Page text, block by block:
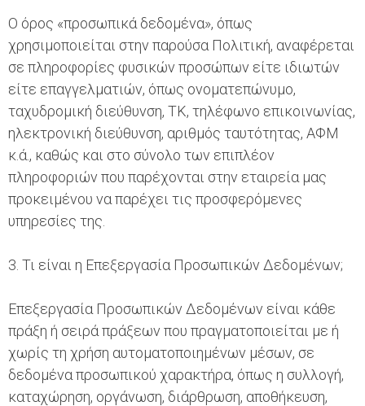
Ο όρος «προσωπικά δεδομένα», όπως
χρησιμοποιείται στην παρούσα Πολιτική, αναφέρεται
σε πληροφορίες φυσικών προσώπων είτε ιδιωτών
είτε επαγγελματιών, όπως ονοματεπώνυμο,
ταχυδρομική διεύθυνση, ΤΚ, τηλέφωνο επικοινωνίας,
ηλεκτρονική διεύθυνση, αριθμός ταυτότητας, ΑΦΜ
κ.ά., καθώς και στο σύνολο των επιπλέον
πληροφοριών που παρέχονται στην εταιρεία μας
προκειμένου να παρέχει τις προσφερόμενες
υπηρεσίες της.
3. Τι είναι η Επεξεργασία Προσωπικών Δεδομένων;
Επεξεργασία Προσωπικών Δεδομένων είναι κάθε
πράξη ή σειρά πράξεων που πραγματοποιείται με ή
χωρίς τη χρήση αυτοματοποιημένων μέσων, σε
δεδομένα προσωπικού χαρακτήρα, όπως η συλλογή,
καταχώρηση, οργάνωση, διάρθρωση, αποθήκευση,